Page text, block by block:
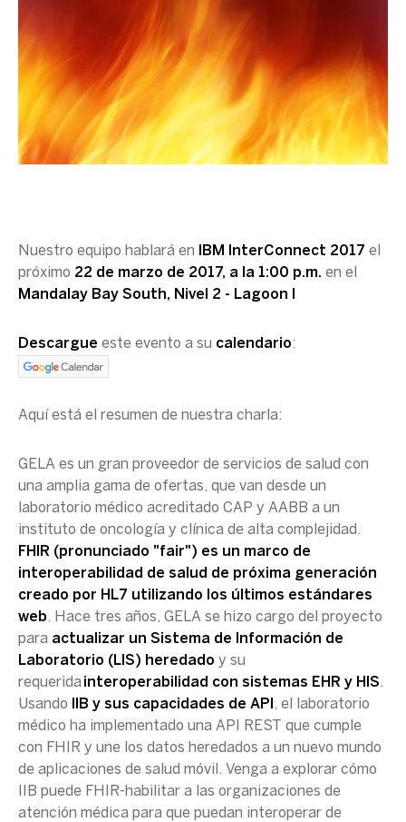
Nuestro equipo hablará en IBM InterConnect 2017 el
próximo 22 de marzo de 2017, a la 1:00 p.m. en el
Mandalay Bay South, Nivel 2 - Lagoon I
Descargue este evento a su calendario:
Aquí está el resumen de nuestra charla:
GELA es un gran proveedor de servicios de salud con
una amplia gama de ofertas, que van desde un
laboratorio médico acreditado CAP y AABB a un
instituto de oncología y clínica de alta complejidad.
FHIR (pronunciado "fair") es un marco de
interoperabilidad de salud de próxima generación
creado por HL7 utilizando los últimos estándares
web. Hace tres años, GELA se hizo cargo del proyecto
para actualizar un Sistema de Información de
Laboratorio (LIS) heredado y su
requerida interoperabilidad con sistemas EHR y HIS.
Usando IIB y sus capacidades de API , el laboratorio
médico ha implementado una API REST que cumple
con FHIR y une los datos heredados a un nuevo mundo
de aplicaciones de salud móvil. Venga a explorar cómo
IIB puede FHIR-habilitar a las organizaciones de
atención médica para que puedan interoperar de